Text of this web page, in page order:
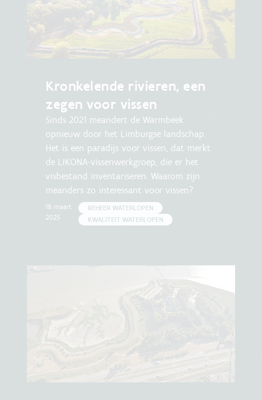
Kronkelende rivieren, een
zegen voor vissen
Sinds 2021 meandert de Warmbeek
opnieuw door het Limburgse landschap.
Het is een paradijs voor vissen, dat merkt
de LIKONA-vissenwerkgroep, die er het
visbestand inventariseren. Waarom zijn
meanders zo interessant voor vissen?
18 maart
2025
BEHEER WATERLOPEN
KWALITEIT WATERLOPEN